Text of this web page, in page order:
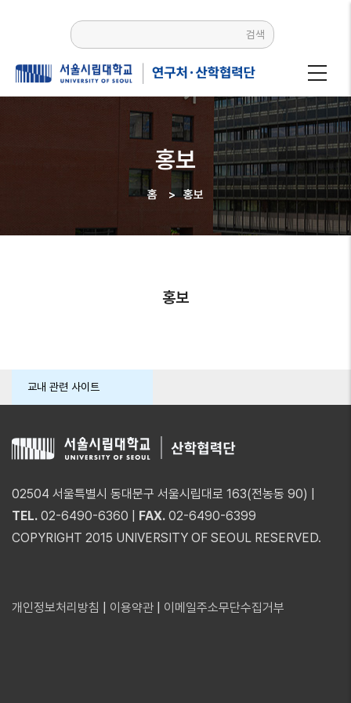
검색
홍보
경로
홈 > 홍보
홍보
교내 관련 사이트
02504 서울특별시 동대문구 서울시립대로 163(전농동 90) |
TEL. 02-6490-6360 | FAX. 02-6490-6399
COPYRIGHT 2015 UNIVERSITY OF SEOUL RESERVED.
개인정보처리방침 이용약관 이메일주소무단수집거부